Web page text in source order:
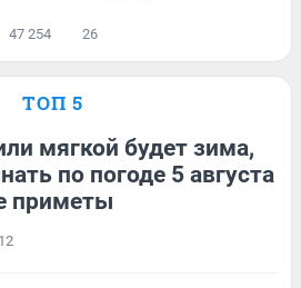
47 254 26
ТОП 5
мягкой будет зима,
по погоде 5 августа
приметы
12